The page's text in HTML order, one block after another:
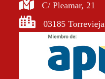
C/ Pleamar, 21
03185 Torrevieja